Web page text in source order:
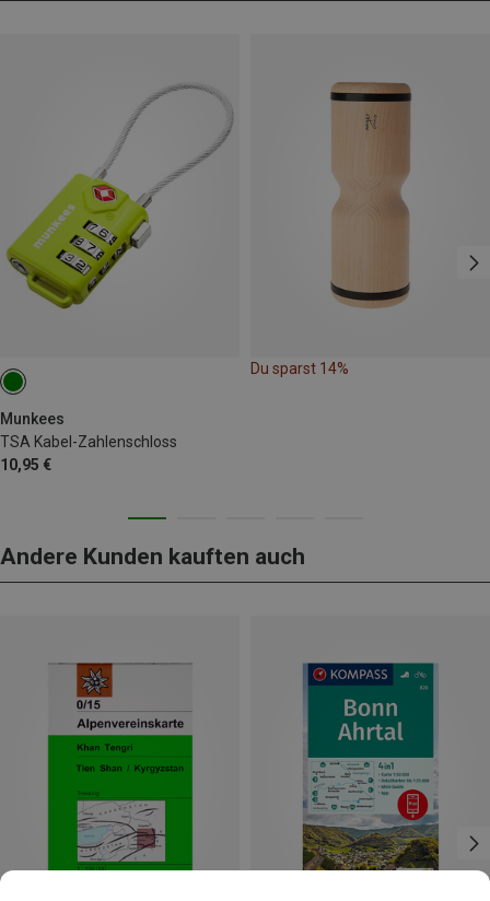
Munkees
TSA Kabel-Zahlenschloss
10,95 €
Du sparst 14%
Andere Kunden kauften auch